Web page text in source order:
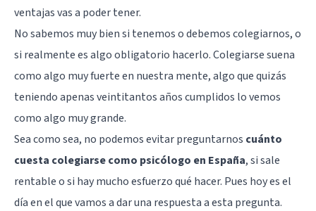
ventajas vas a poder tener.
No sabemos muy bien si tenemos o debemos colegiarnos, o
si realmente es algo obligatorio hacerlo. Colegiarse suena
como algo muy fuerte en nuestra mente, algo que quizás
teniendo apenas veintitantos años cumplidos lo vemos
como algo muy grande.
Sea como sea, no podemos evitar preguntarnos cuánto
cuesta colegiarse como psicólogo en España, si sale
rentable o si hay mucho esfuerzo qué hacer. Pues hoy es el
día en el que vamos a dar una respuesta a esta pregunta.